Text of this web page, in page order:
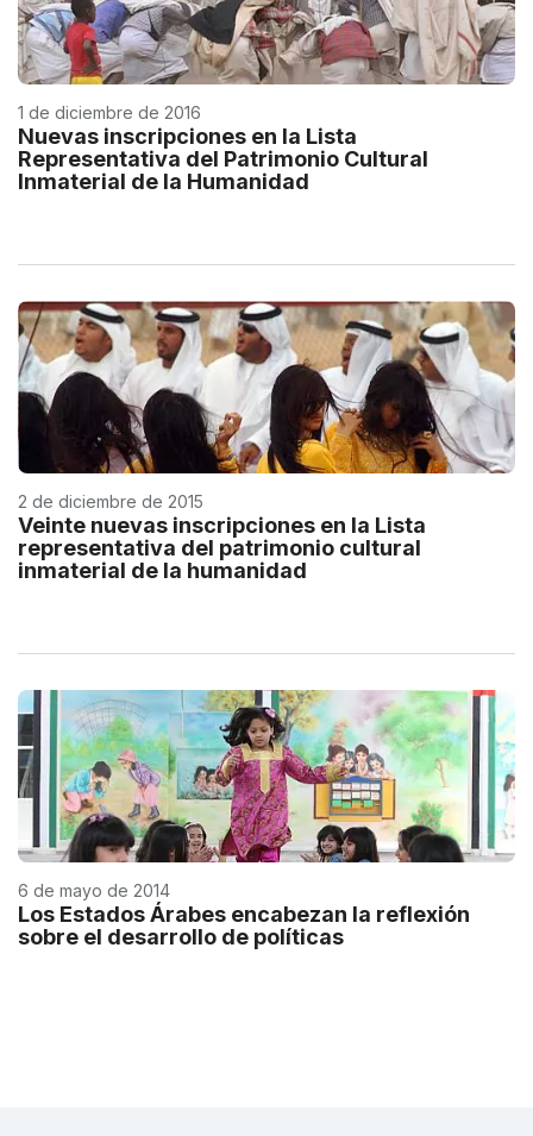
1 de diciembre de 2016
Nuevas inscripciones en la Lista
Representativa del Patrimonio Cultural
Inmaterial de la Humanidad
2 de diciembre de 2015
Veinte nuevas inscripciones en la Lista
representativa del patrimonio cultural
inmaterial de la humanidad
6 de mayo de 2014
Los Estados Árabes encabezan la reflexión
sobre el desarrollo de políticas